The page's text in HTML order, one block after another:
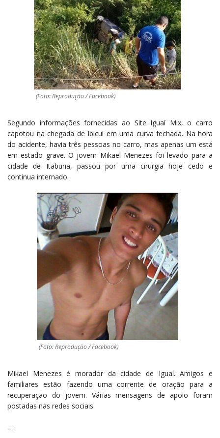
(Foto: Reprodução / Facebook)
Segundo informações fornecidas ao Site Iguaí Mix, o carro
capotou na chegada de Ibicuí em uma curva fechada. Na hora
do acidente, havia três pessoas no carro, mas apenas um está
em estado grave. O jovem Mikael Menezes foi levado para a
cidade de Itabuna, passou por uma cirurgia hoje cedo e
continua internado.
(Foto: Reprodução / Facebook)
Mikael Menezes é morador da cidade de Iguaí. Amigos e
familiares estão fazendo uma corrente de oração para a
recuperação do jovem. Várias mensagens de apoio foram
postadas nas redes sociais.
…